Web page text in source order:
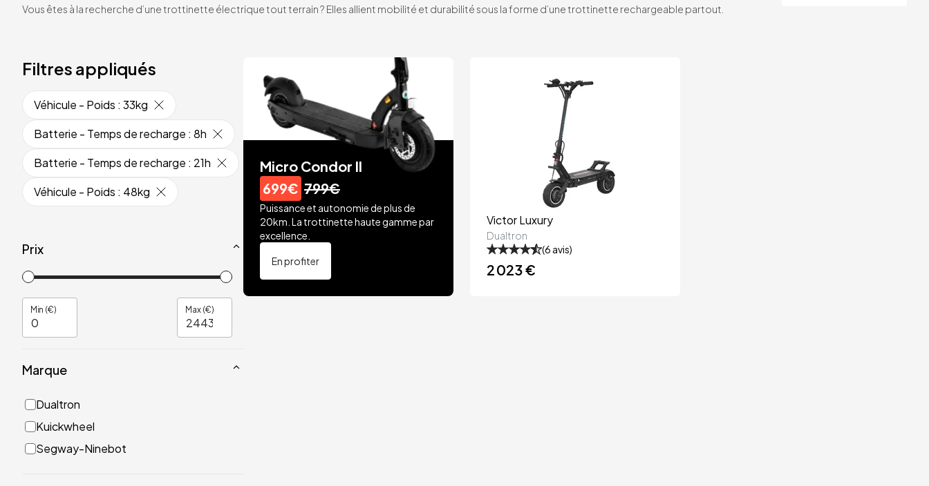
Vous êtes à la recherche d’une trottinette électrique tout terrain ? Elles allient mobilité et durabilité sous la forme d’une trottinette rechargeable partout.
Filtres appliqués
Véhicule - Poids : 33kg
Batterie - Temps de recharge : 8h
Batterie - Temps de recharge : 21h
Véhicule - Poids : 48kg
Prix
Min (€) Max (€)
Marque
Dualtron
Kuickwheel
Segway-Ninebot
Micro Condor II
699€ 799€
Puissance et autonomie de plus de
20km. La trottinette haute gamme par
excellence.
En profiter
Victor Luxury
Dualtron
(6 avis)
2 023 €